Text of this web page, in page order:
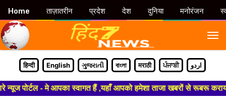
हिन्दी English ગુજરાતી বাংলা मराठी ਪੰਜਾਬੀ اردو
पोर्टल - मे आपका स्वागत हैं ,यहाँ आपको हमेशा ताजा खबरों से रूबरू
Home ताज़ातरीन प्रदेश देश दुनिया मनोरंजन